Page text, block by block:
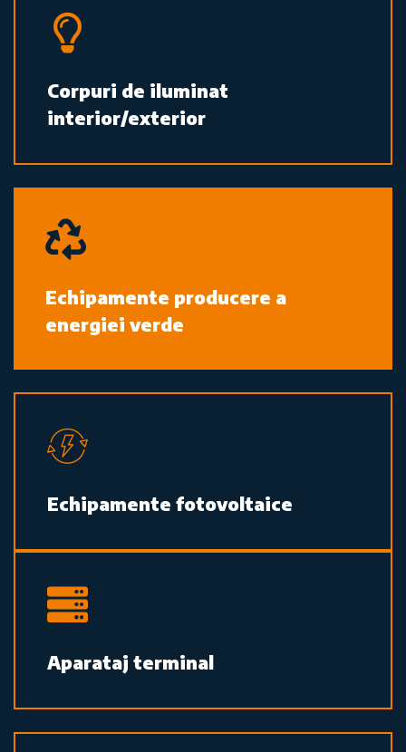
Corpuri de iluminat
interior/exterior
Echipamente producere a
energiei verde
Echipamente fotovoltaice
Aparataj terminal